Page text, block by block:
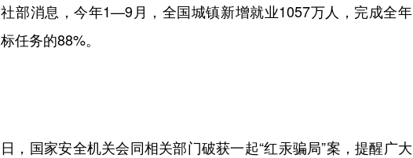
部消息，今年1—9月，全国城镇新增就业1057万人，完成全年
任务的88%。
，国家安全机关会同相关部门破获一起“红汞骗局”案，提醒广大